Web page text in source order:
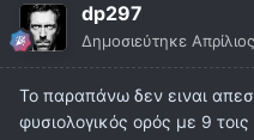
dp297
Δημοσιεύτηκε
Το παραπάνω δεν ειναι
φυσιολογικός ορός με 9 τοις